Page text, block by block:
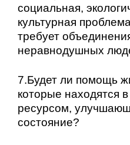
социальная,
культурная
требует
неравнодушных
7.Будет ли помощь
которые находятся
ресурсом,
состояние?